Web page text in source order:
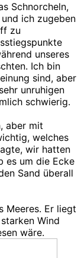
Schnorcheln,
ich zugeben
zu
unseres
Ich bin
sind, aber
unruhigen
schwierig.
aber mit
welches
wir hatten
es um die Ecke
Sand überall
Meeres. Er liegt
Wind
wäre.